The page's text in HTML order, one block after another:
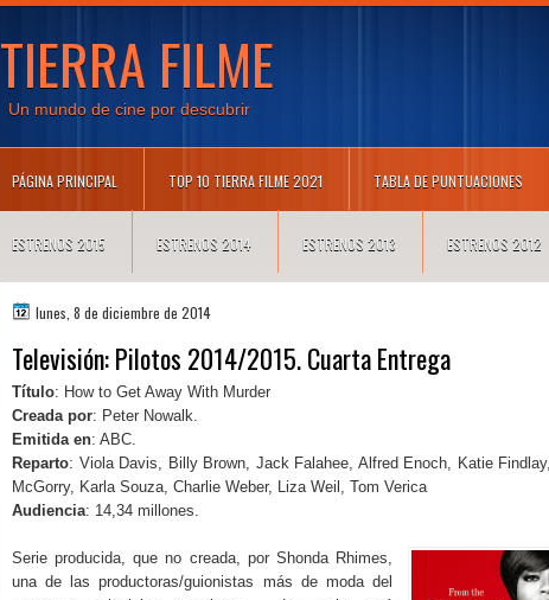
TIERRA FILME
Un mundo de cine por descubrir
PÁGINA PRINCIPAL TOP 10 TIERRA FILME 2021 TABLA DE PUNTUACIONES
ESTRENOS 2015 ESTRENOS 2014 ESTRENOS 2013 ESTRENOS 2012
lunes, 8 de diciembre de 2014
Televisión: Pilotos 2014/2015. Cuarta Entrega
Título: How to Get Away With Murder
Creada por: Peter Nowalk.
Emitida en: ABC.
Reparto: Viola Davis, Billy Brown, Jack Falahee, Alfred Enoch, Katie
McGorry, Karla Souza, Charlie Weber, Liza Weil, Tom Verica
Audiencia: 14,34 millones.
Serie producida, que no creada, por Shonda Rhimes,
una de las productoras/guionistas más de moda del